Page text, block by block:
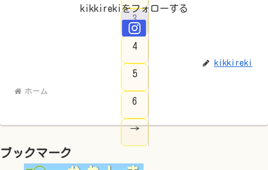
3
4
5
6
→
kikkirekiをフォローする
kikkireki
ホーム
ブックマーク